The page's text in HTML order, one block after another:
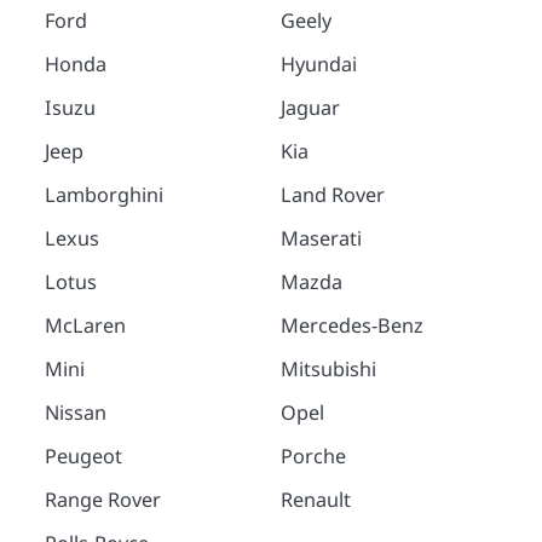
Ford
Honda
Isuzu
Jeep
Lamborghini
Lexus
Lotus
McLaren
Mini
Nissan
Peugeot
Range Rover
Geely
Hyundai
Jaguar
Kia
Land Rover
Maserati
Mazda
Mercedes-Benz
Mitsubishi
Opel
Porche
Renault